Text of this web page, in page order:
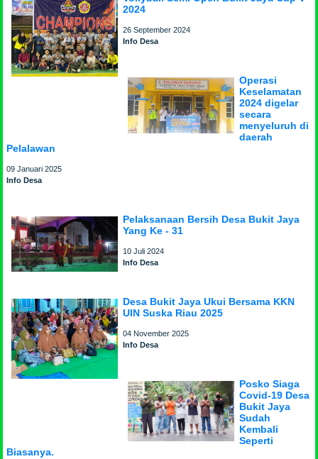
2024
26 September 2024
Info Desa
Operasi
Keselamatan
2024 digelar
secara
menyeluruh di
daerah
Pelalawan
09 Januari 2025
Info Desa
Pelaksanaan Bersih Desa Bukit Jaya
Yang Ke - 31
10 Juli 2024
Info Desa
Desa Bukit Jaya Ukui Bersama KKN
UIN Suska Riau 2025
04 November 2025
Info Desa
Posko Siaga
Covid-19 Desa
Bukit Jaya
Sudah
Kembali
Seperti
Biasanya.